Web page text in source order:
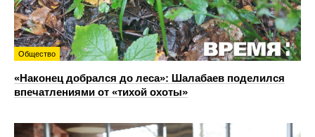
Общество
«Наконец добрался до леса»: Шалабаев поделился
впечатлениями от «тихой охоты»